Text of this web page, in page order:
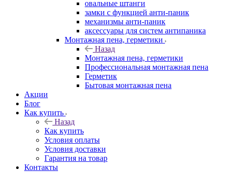
овальные штанги
замки с функцией анти-паник
механизмы анти-паник
аксессуары для систем антипаника
Монтажная пена, герметики
Назад
Монтажная пена, герметики
Профессиональная монтажная пена
Герметик
Бытовая монтажная пена
Акции
Блог
Как купить
Назад
Как купить
Условия оплаты
Условия доставки
Гарантия на товар
Контакты